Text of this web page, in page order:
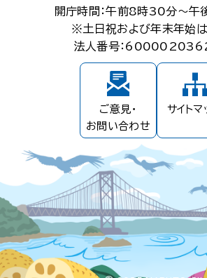
開庁時間：午前8時30分～
※土日祝および年末年始
法人番号：
ご意見・
お問い合わせ
サイトマ